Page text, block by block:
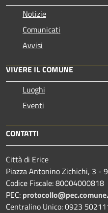
Notizie
Comunicati
Avvisi
VIVERE IL COMUNE
Luoghi
Eventi
CONTATTI
Città di Erice
Piazza Antonino Zichichi, 3 -
Codice Fiscale: 80004000818
PEC:
Centralino Unico: 0923